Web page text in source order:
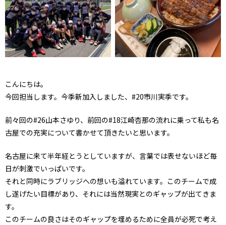
こんにちは。
今回担当します。今季新加入しました、#20市川実季です。
前々回の#26山本さゆり、前回の#18江崎杏那の流れに乗って私も名
古屋での充実について書かせて頂きたいと思います。
名古屋に来て半年経とうとしていますが、言葉では表せないほど毎
日が刺激でいっぱいです。
それと同時にラブリッジへの想いも溢れています。このチームで成
し遂げたい目標があり、それには当然現実とのギャップが出てきま
す。
このチームの良さはそのギャップを埋めるために全員が必死で考え